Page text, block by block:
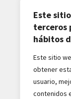
Este
terceros
hábitos
Este sitio
obtener
usuario,
contenidos